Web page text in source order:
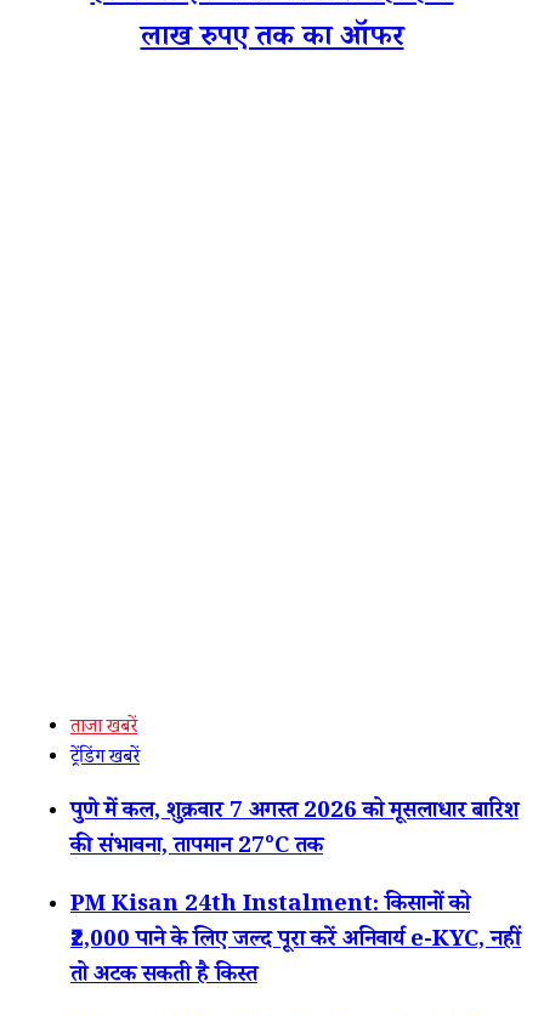
लाख रुपए तक का ऑफर
ताजा खबरें
ट्रेंडिंग खबरें
पुणे में कल, शुक्रवार 7 अगस्त 2026 को मूसलाधार बारिश
की संभावना, तापमान 27°C तक
PM Kisan 24th Instalment: किसानों को
₹2,000 पाने के लिए जल्द पूरा करें अनिवार्य e-KYC, नहीं
तो अटक सकती है किस्त